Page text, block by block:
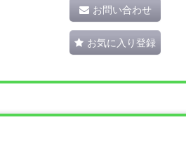
お問い合わせ
お気に入り登録